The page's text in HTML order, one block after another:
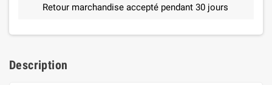
Retour marchandise accepté pendant 30 jours
Description